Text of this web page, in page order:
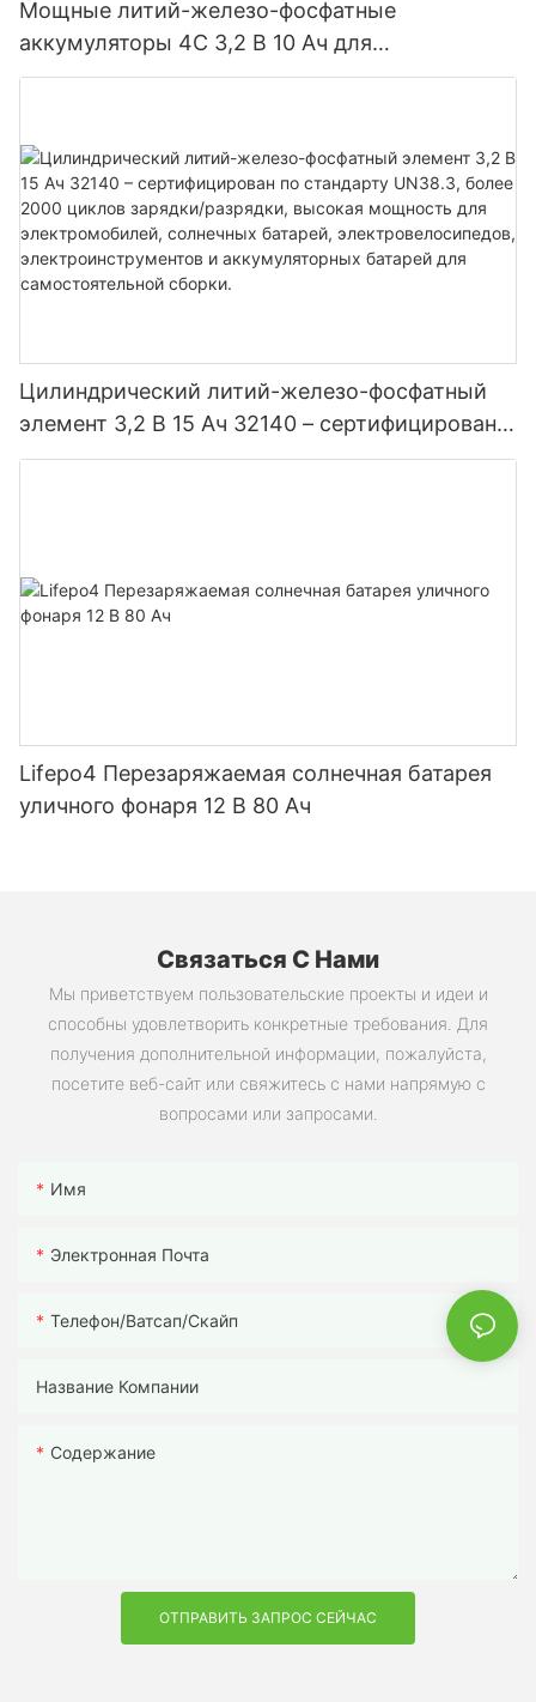
Мощные литий-железо-фосфатные
аккумуляторы 4C 3,2 В 10 Ач для
электроинструментов электромобилей
Цилиндрический литий-железо-фосфатный
элемент 3,2 В 15 Ач 32140 – сертифицирован
по стандарту UN38.3, более 2000 циклов
аккумуляторных батарей для
самостоятельной сборки.
Lifepo4 Перезаряжаемая солнечная батарея
уличного фонаря 12 В 80 Ач
Связаться С Нами
Мы приветствуем пользовательские проекты и идеи и
способны удовлетворить конкретные требования. Для
получения дополнительной информации, пожалуйста,
посетите веб-сайт или свяжитесь с нами напрямую с
вопросами или запросами.
Имя
Электронная Почта
Телефон/ватсап/скайп
Название Компании
Содержание
ОТПРАВИТЬ ЗАПРОС СЕЙЧАС